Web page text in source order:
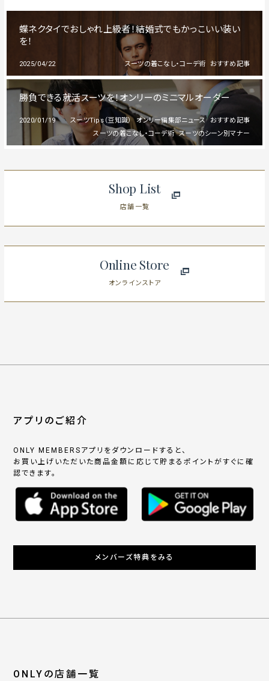
蝶ネクタイでおしゃれ上級者！結婚式でもかっこいい装い
を！
2025/04/22 おすすめ記事
スーツの着こなし・コーデ術
勝負できる就活スーツを！オンリーのミニマルオーダー
2020/01/19 おすすめ記事
オンリー編集部ニュース
スーツTips（豆知識）
スーツのシーン別マナー
スーツの着こなし・コーデ術
Shop List
店舗一覧
Online Store
オンラインストア
アプリのご紹介
ONLY MEMBERSアプリをダウンロードすると、
お買い上げいただいた商品金額に応じて貯まるポイントがすぐに確
認できます。
メンバーズ特典をみる
ONLYの店舗一覧